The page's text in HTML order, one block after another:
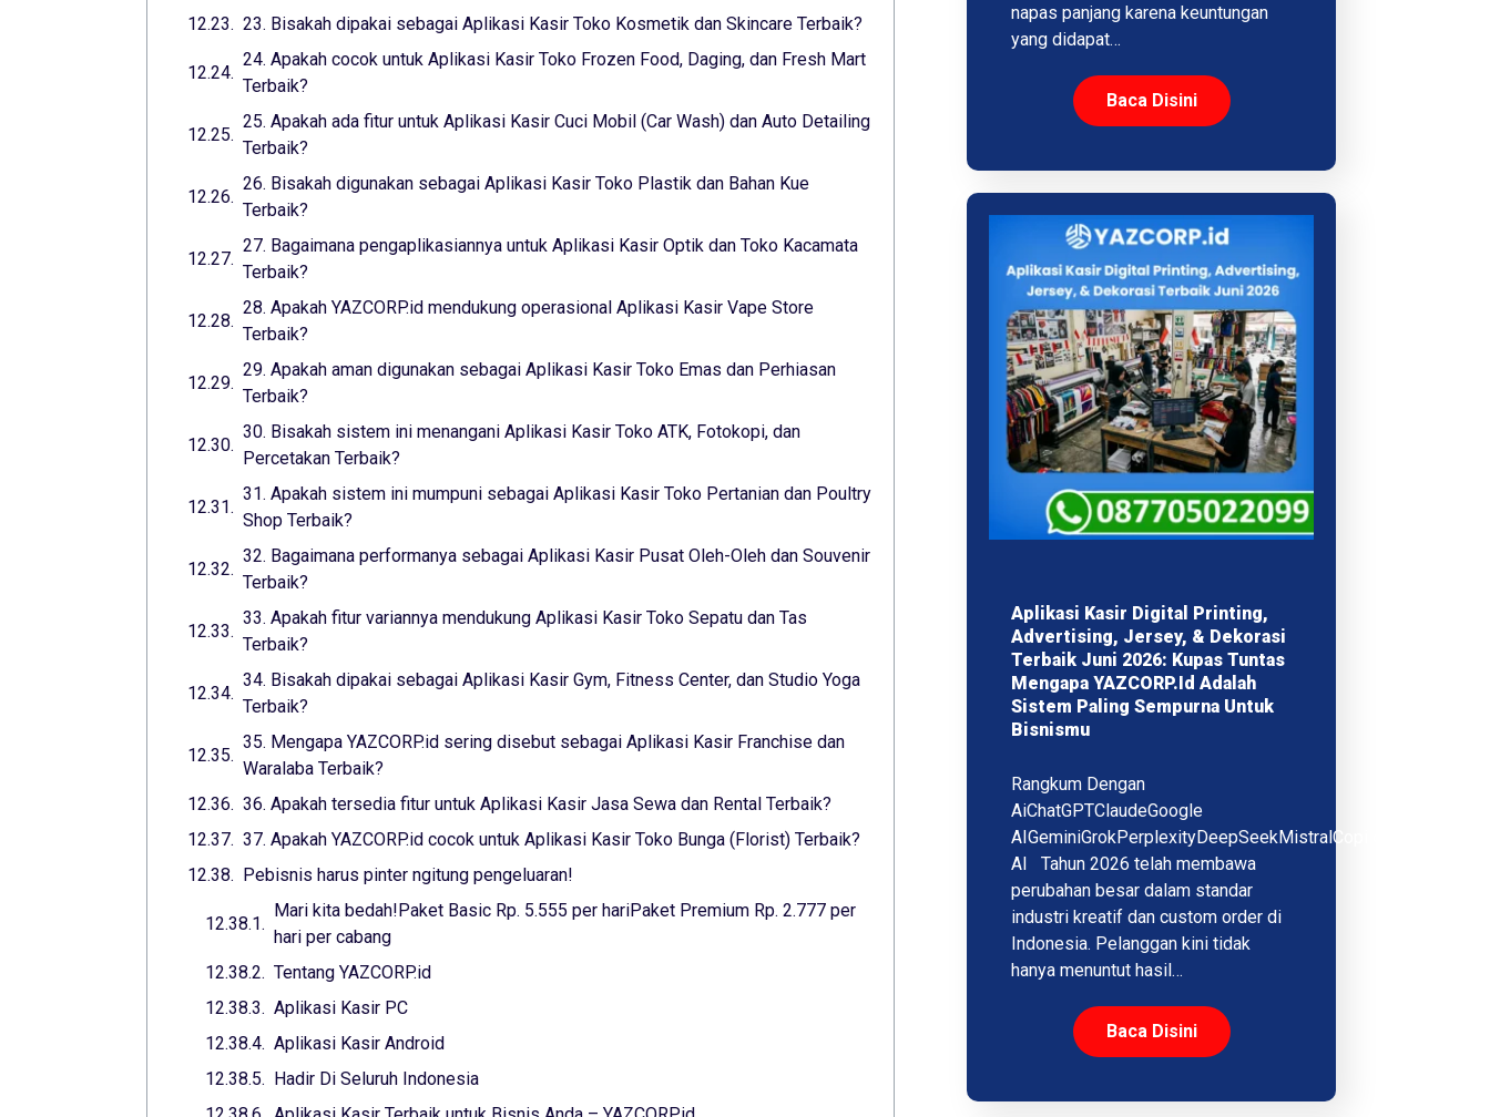
23. Bisakah dipakai sebagai Aplikasi Kasir Toko Kosmetik dan Skincare Terbaik?
24. Apakah cocok untuk Aplikasi Kasir Toko Frozen Food, Daging, dan Fresh Mart
Terbaik?
25. Apakah ada fitur untuk Aplikasi Kasir Cuci Mobil (Car Wash) dan Auto Detailing
Terbaik?
26. Bisakah digunakan sebagai Aplikasi Kasir Toko Plastik dan Bahan Kue
Terbaik?
27. Bagaimana pengaplikasiannya untuk Aplikasi Kasir Optik dan Toko Kacamata
Terbaik?
28. Apakah YAZCORP.id mendukung operasional Aplikasi Kasir Vape Store
Terbaik?
29. Apakah aman digunakan sebagai Aplikasi Kasir Toko Emas dan Perhiasan
Terbaik?
30. Bisakah sistem ini menangani Aplikasi Kasir Toko ATK, Fotokopi, dan
Percetakan Terbaik?
31. Apakah sistem ini mumpuni sebagai Aplikasi Kasir Toko Pertanian dan Poultry
Shop Terbaik?
32. Bagaimana performanya sebagai Aplikasi Kasir Pusat Oleh-Oleh dan Souvenir
Terbaik?
33. Apakah fitur variannya mendukung Aplikasi Kasir Toko Sepatu dan Tas
Terbaik?
34. Bisakah dipakai sebagai Aplikasi Kasir Gym, Fitness Center, dan Studio Yoga
Terbaik?
35. Mengapa YAZCORP.id sering disebut sebagai Aplikasi Kasir Franchise dan
Waralaba Terbaik?
36. Apakah tersedia fitur untuk Aplikasi Kasir Jasa Sewa dan Rental Terbaik?
37. Apakah YAZCORP.id cocok untuk Aplikasi Kasir Toko Bunga (Florist) Terbaik?
Pebisnis harus pinter ngitung pengeluaran!
Mari kita bedah!Paket Basic Rp. 5.555 per hariPaket Premium Rp. 2.777 per
hari per cabang
Tentang YAZCORP.id
Aplikasi Kasir PC
Aplikasi Kasir Android
Hadir Di Seluruh Indonesia
napas panjang karena keuntungan
yang didapat…
Baca Disini
Aplikasi Kasir Digital Printing,
Advertising, Jersey, & Dekorasi
Terbaik Juni 2026: Kupas Tuntas
Mengapa YAZCORP.id Adalah
Sistem Paling Sempurna Untuk
Bisnismu
Rangkum Dengan
AiChatGPTClaudeGoogle
AIGeminiGrokPerplexityDeepSeekMistralCopilotQwenMeta
AI Tahun 2026 telah membawa
perubahan besar dalam standar
industri kreatif dan custom order di
Indonesia. Pelanggan kini tidak
hanya menuntut hasil…
Baca Disini